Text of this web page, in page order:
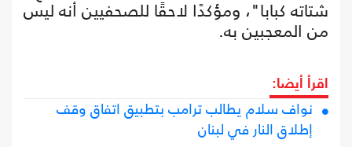
شتاته كبابا"، ومؤكدًا لاحقًا للصحفيين أنه ليس
من المعجبين به.
اقرأ أيضا:
نواف سلام يطالب ترامب بتطبيق اتفاق وقف
إطلاق النار في لبنان